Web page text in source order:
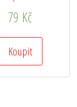
79 Kč
Koupit